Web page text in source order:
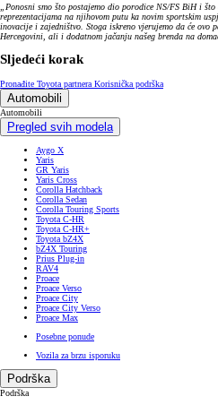
„Ponosni smo što postajemo dio porodice NS/FS BiH i
reprezentacijama na njihovom putu ka novim sportskim
inovacije i zajedništvo. Stoga iskreno vjerujemo da će
Hercegovini, ali i dodatnom jačanju našeg brenda na
Sljedeći korak
Pronađite Toyota partnera Korisnička podrška
Automobili
Automobili
Pregled svih modela
Aygo X
Yaris
GR Yaris
Yaris Cross
Corolla Hatchback
Corolla Sedan
Corolla Touring Sports
Toyota C-HR
Toyota C-HR+
Toyota bZ4X
bZ4X Touring
Prius Plug-in
RAV4
Proace
Proace Verso
Proace City
Proace City Verso
Proace Max
Posebne ponude
Vozila za brzu isporuku
Podrška
Podrška